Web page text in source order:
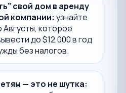
свой дом в аренду
компании: узнайте
Августы, которое
до $12,000 в год
без налогов.
— это не шутка: